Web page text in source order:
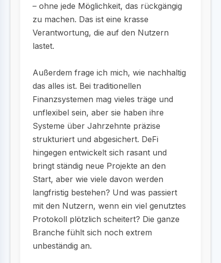
– ohne jede Möglichkeit, das rückgängig
zu machen. Das ist eine krasse
Verantwortung, die auf den Nutzern
lastet.
Außerdem frage ich mich, wie nachhaltig
das alles ist. Bei traditionellen
Finanzsystemen mag vieles träge und
unflexibel sein, aber sie haben ihre
Systeme über Jahrzehnte präzise
strukturiert und abgesichert. DeFi
hingegen entwickelt sich rasant und
bringt ständig neue Projekte an den
Start, aber wie viele davon werden
langfristig bestehen? Und was passiert
mit den Nutzern, wenn ein viel genutztes
Protokoll plötzlich scheitert? Die ganze
Branche fühlt sich noch extrem
unbeständig an.